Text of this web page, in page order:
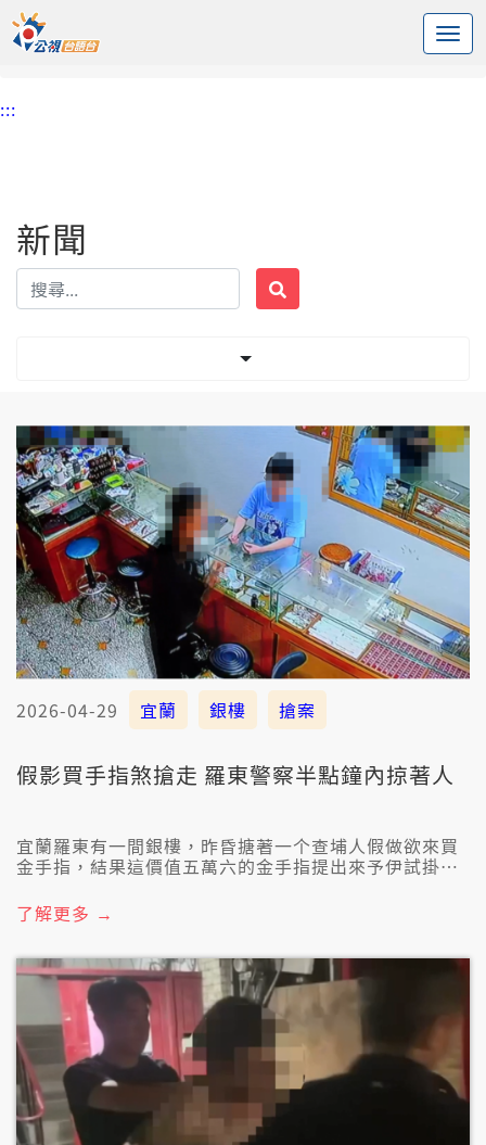
中央內容區塊
頭頁
:::
新聞
2026-04-29 宜蘭 銀樓 搶案
假影買手指煞搶走 羅東警察半點鐘內掠著人
宜蘭羅東有一間銀樓，昨昏搪著一个查埔人假做欲來買
金手指，結果這價值五萬六的金手指提出來予伊試掛爾
就掠著查埔人，毋過這金手指恐驚是已經予轉現金。
了解更多 →